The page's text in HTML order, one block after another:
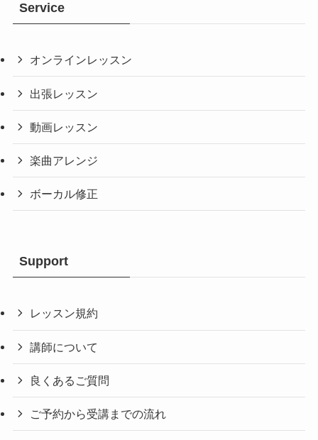
Service
オンラインレッスン
出張レッスン
動画レッスン
楽曲アレンジ
ボーカル修正
Support
レッスン規約
講師について
良くあるご質問
ご予約から受講までの流れ